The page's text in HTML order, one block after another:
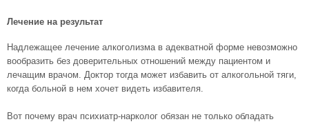
Лечение на результат
Надлежащее лечение алкоголизма в адекватной форме невозможно
вообразить без доверительных отношений между пациентом и
лечащим врачом. Доктор тогда может избавить от алкогольной тяги,
когда больной в нем хочет видеть избавителя.
Вот почему врач психиатр-нарколог обязан не только обладать